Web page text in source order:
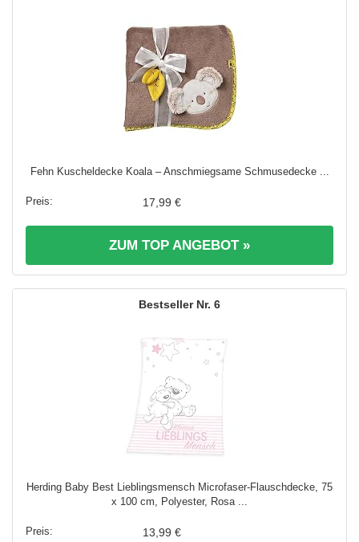
Fehn Kuscheldecke Koala – Anschmiegsame Schmusedecke ...
17,99 €
ZUM TOP ANGEBOT »
6
Herding Baby Best Lieblingsmensch Microfaser-Flauschdecke, 75
x 100 cm, Polyester, Rosa ...
13,99 €